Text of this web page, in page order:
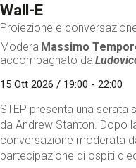
Wall-E
Proiezione e
Modera Massimo
accompagnato da
15 Ott 2026 / 19:00 - 22:00
STEP presenta una serata
da Andrew Stanton. Dopo
conversazione moderata
partecipazione di ospiti